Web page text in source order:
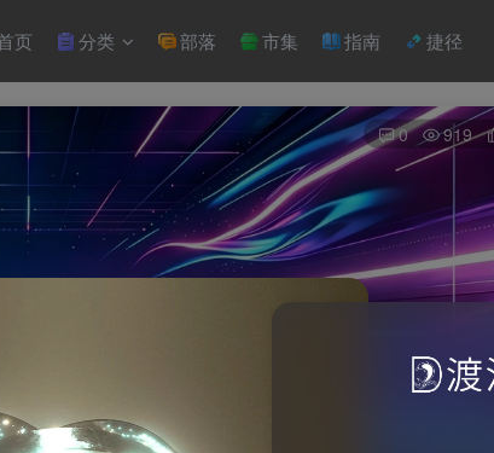
页 分类 部落 市集 指南 捷径
0 919